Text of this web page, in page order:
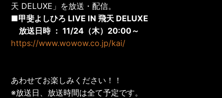
天 DELUXE」を放送・配信。
■甲斐よしひろ LIVE IN 飛天 DELUXE
放送日時 ： 11/24（木）20:00～
https://www.wowow.co.jp/kai/
あわせてお楽しみください！！
※放送日、放送時間は全て予定です。